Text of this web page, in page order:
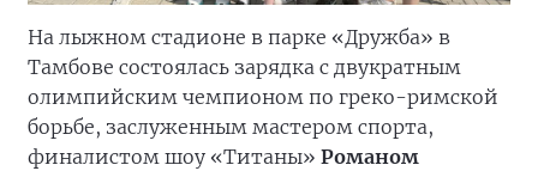
На лыжном стадионе в парке «Дружба» в
Тамбове состоялась зарядка с двукратным
олимпийским чемпионом по греко-римской
борьбе, заслуженным мастером спорта,
финалистом шоу «Титаны» Романом